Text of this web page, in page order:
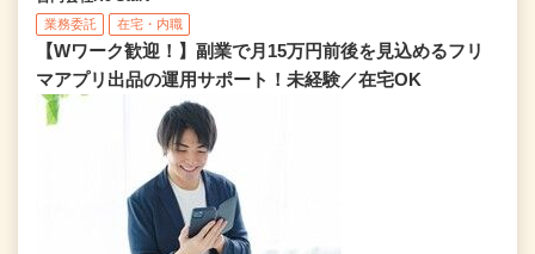
業務委託 在宅・内職
【Wワーク歓迎！】副業で月15万円前後を見込めるフリ
マアプリ出品の運用サポート！未経験／在宅OK